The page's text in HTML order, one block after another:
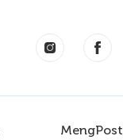
MengPost